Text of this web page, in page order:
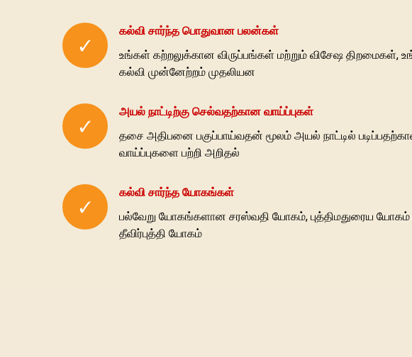
✓
கல்வி சார்ந்த பொதுவான பலன்கள்
உங்கள் கற்றலுக்கான விருப்பங்கள் மற்றும் விசேஷ திறமைகள்,
கல்வி முன்னேற்றம் முதலியன
✓
அயல் நாட்டிற்கு செல்வதற்கான வாய்ப்புகள்
தசை அதிபனை பகுப்பாய்வதன் மூலம் அயல் நாட்டில்
வாய்ப்புகளை பற்றி அறிதல்
✓
கல்வி சார்ந்த யோகங்கள்
பல்வேறு யோகங்களான சரஸ்வதி யோகம், புத்திமதுரைய யோகம்
தீவிர்புத்தி யோகம்